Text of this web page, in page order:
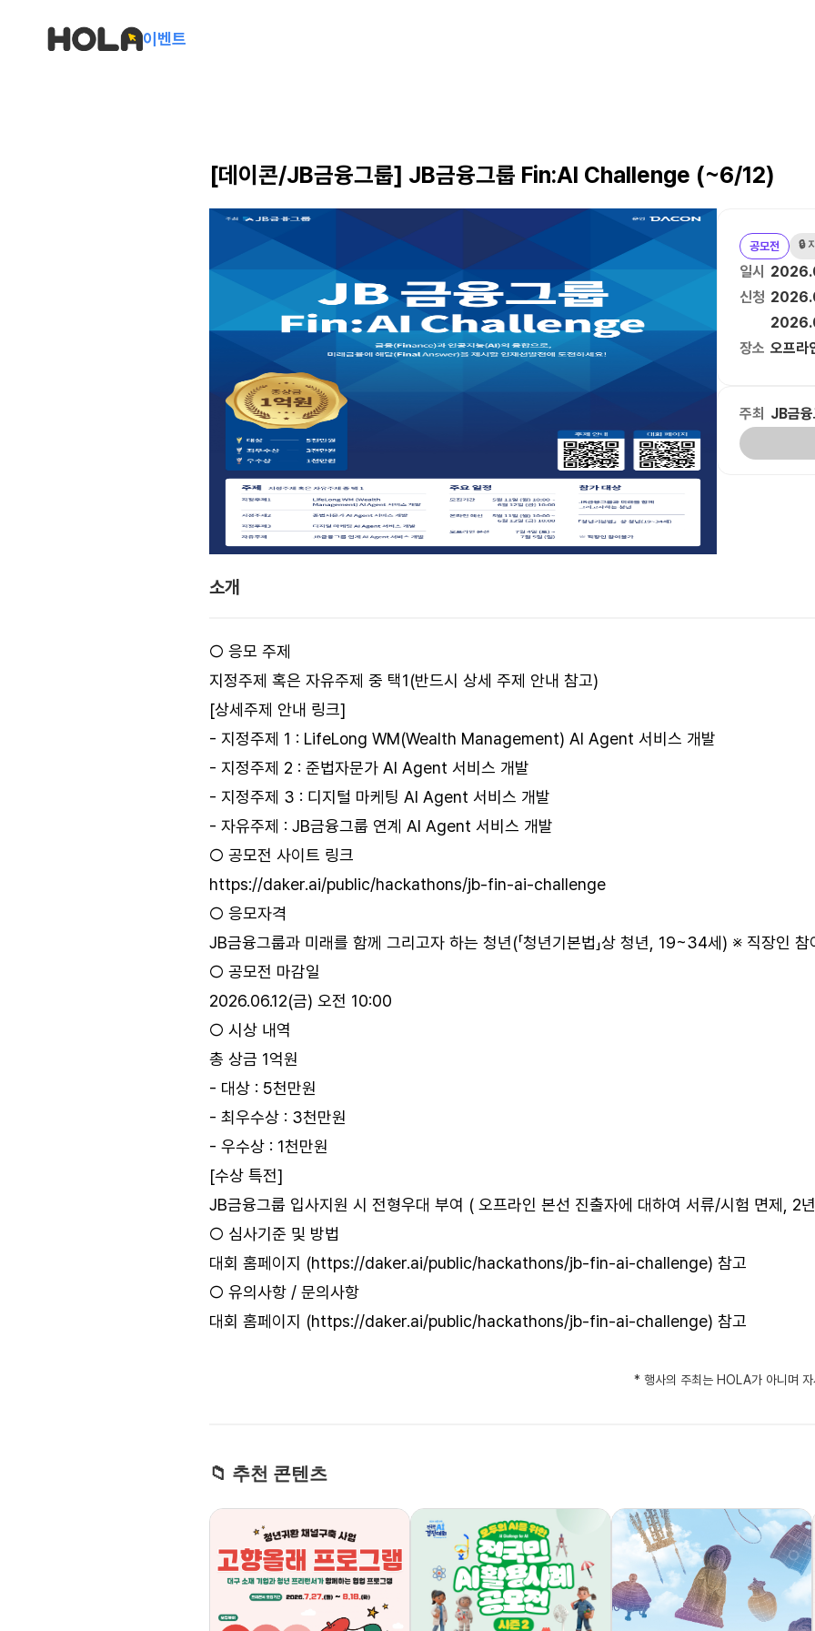
이벤트
[데이콘/JB금융그룹] JB금융그룹 Fin:AI Challenge (~6/12)
공모전 🔒
일시
신청
장소 오프라
주최 JB금
소개
○ 응모 주제
지정주제 혹은 자유주제 중 택1(반드시 상세 주제 안내 참고)
[상세주제 안내 링크]
- 지정주제 1 : LifeLong WM(Wealth Management) AI Agent 서비스 개발
- 지정주제 2 : 준법자문가 AI Agent 서비스 개발
- 지정주제 3 : 디지털 마케팅 AI Agent 서비스 개발
- 자유주제 : JB금융그룹 연계 AI Agent 서비스 개발
○ 공모전 사이트 링크
https://daker.ai/public/hackathons/jb-fin-ai-challenge
○ 응모자격
JB금융그룹과 미래를 함께 그리고자 하는 청년(「청년기본법」상 청년, 19~34세) ※ 직장인 참
○ 공모전 마감일
2026.06.12(금) 오전 10:00
○ 시상 내역
총 상금 1억원
- 대상 : 5천만원
- 최우수상 : 3천만원
- 우수상 : 1천만원
[수상 특전]
JB금융그룹 입사지원 시 전형우대 부여 ( 오프라인 본선 진출자에 대하여 서류/시험 면제, 2
○ 심사기준 및 방법
대회 홈페이지 (https://daker.ai/public/hackathons/jb-fin-ai-challenge) 참고
○ 유의사항 / 문의사항
대회 홈페이지 (https://daker.ai/public/hackathons/jb-fin-ai-challenge) 참고
* 행사의 주최는 HOLA가 아니며 자
📁 추천 콘텐츠